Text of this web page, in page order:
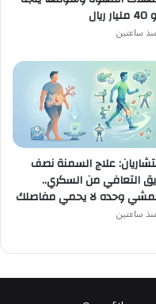
ريال
ساعتين
علاج السمنة نصف
التعافي من السكري..
وحده لا يحمي مفاصلك
ساعتين